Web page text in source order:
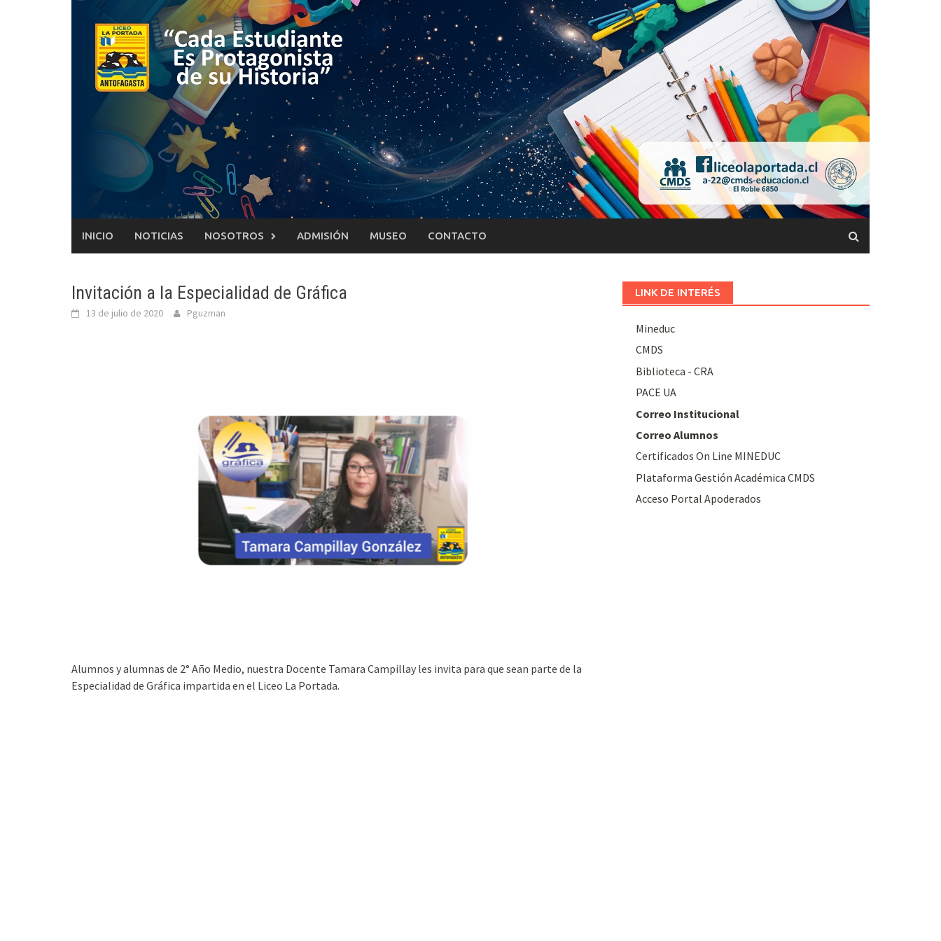
INICIO NOTICIAS NOSOTROS ADMISIÓN MUSEO CONTACTO
Invitación a la Especialidad de Gráfica
13 de julio de 2020 Pguzman
Alumnos y alumnas de 2° Año Medio, nuestra Docente Tamara Campillay les invita para que sean parte de la
Especialidad de Gráfica impartida en el Liceo La Portada.
LINK DE INTERÉS
Mineduc
CMDS
Biblioteca - CRA
PACE UA
Correo Institucional
Correo Alumnos
Certificados On Line MINEDUC
Plataforma Gestión Académica CMDS
Acceso Portal Apoderados